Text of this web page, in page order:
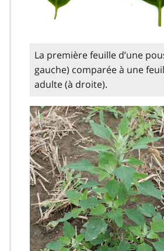
La première feuille d’une
gauche) comparée à une
adulte (à droite).